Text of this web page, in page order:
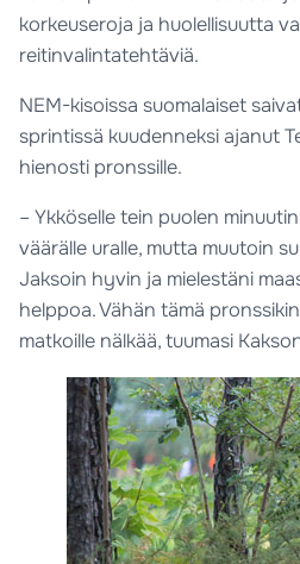
korkeuseroja ja huolellisuutta
reitinvalintatehtäviä.
NEM-kisoissa suomalaiset
sprintissä kuudenneksi ajanut
hienosti pronssille.
– Ykköselle tein puolen
väärälle uralle, mutta muutoin
Jaksoin hyvin ja mielestäni
helppoa. Vähän tämä
matkoille nälkää, tuumasi